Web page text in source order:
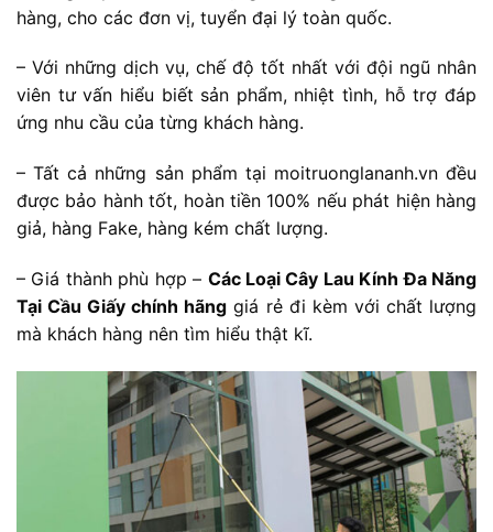
hàng, cho các đơn vị, tuyển đại lý toàn quốc.
– Với những dịch vụ, chế độ tốt nhất với đội ngũ nhân
viên tư vấn hiểu biết sản phẩm, nhiệt tình, hỗ trợ đáp
ứng nhu cầu của từng khách hàng.
– Tất cả những sản phẩm tại moitruonglananh.vn đều
được bảo hành tốt, hoàn tiền 100% nếu phát hiện hàng
giả, hàng Fake, hàng kém chất lượng.
– Giá thành phù hợp – Các Loại Cây Lau Kính Đa Năng
Tại Cầu Giấy chính hãng giá rẻ đi kèm với chất lượng
mà khách hàng nên tìm hiểu thật kĩ.